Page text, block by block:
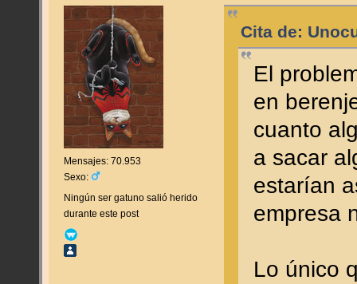
Mensajes: 70.953
Sexo:
Ningún ser gatuno salió herido
durante este post
Cita de:
El
en
cuanto
a sacar
estarían
empresa
Lo único